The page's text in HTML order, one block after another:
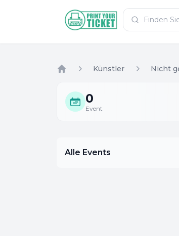
Zum HauptinhaltPrintYourTicket
Künstler Nicht
0
Event
Alle Events